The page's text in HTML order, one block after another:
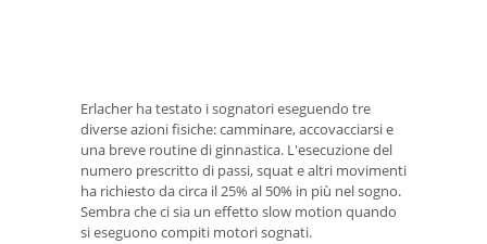
Erlacher ha testato i sognatori eseguendo tre
diverse azioni fisiche: camminare, accovacciarsi e
una breve routine di ginnastica. L'esecuzione del
numero prescritto di passi, squat e altri movimenti
ha richiesto da circa il 25% al ​​50% in più nel sogno.
Sembra che ci sia un effetto slow motion quando
si eseguono compiti motori sognati.